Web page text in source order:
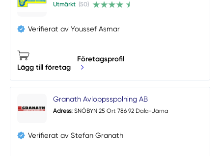
Utmärkt (50)
Verifierat av Youssef Asmar
Lägg till företag
Företagsprofil
Granath Avloppsspolning AB
Adress: SNÖBYN 25 Ort 786 92 Dala-Järna
Verifierat av Stefan Granath